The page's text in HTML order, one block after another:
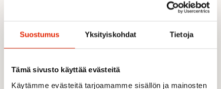
Suostumus Yksityiskohdat Tietoja
Tämä sivusto käyttää evästeitä
Käytämme evästeitä tarjoamamme sisällön ja mainosten
ihoystävällinen valinta
Pehmeä ja hengittävä materiaali
Haglöfs-logo viimeisteltyyn ilmeeseen
Sopii sekä ulkoiluun että vapaa-aikaan